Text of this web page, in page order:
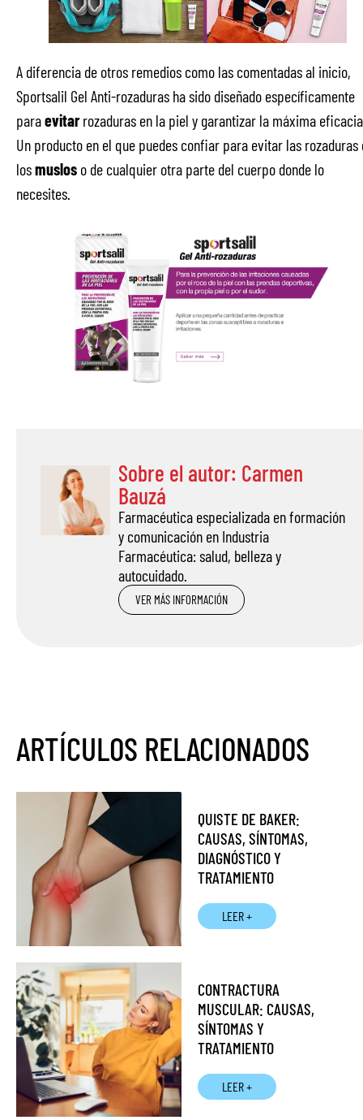
A diferencia de otros remedios como las comentadas al inicio,
Sportsalil Gel Anti-rozaduras ha sido diseñado específicamente
paraevitarrozaduras en la piel y garantizar la máxima
Un producto en el que puedes confiar para evitar las rozaduras
losmuslos o de cualquier otra parte del cuerpo donde lo
necesites.
Sobre el autor: Carmen
Bauzá
Farmacéutica especializada en formación
y comunicación en Industria
Farmacéutica: salud, belleza y
autocuidado.
VER MÁS INFORMACIÓN
ARTÍCULOS RELACIONADOS
QUISTE DE BAKER:
CAUSAS, SÍNTOMAS,
DIAGNÓSTICO Y
TRATAMIENTO
LEER +
CONTRACTURA
MUSCULAR: CAUSAS,
SÍNTOMAS Y
TRATAMIENTO
LEER +